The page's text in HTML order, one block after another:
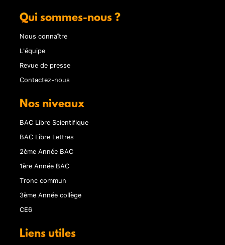
Qui sommes-nous ?
Nous connaître
L'équipe
Revue de presse
Contactez-nous
Nos niveaux
BAC Libre Scientifique
BAC Libre Lettres
2ème Année BAC
1ère Année BAC
Tronc commun
3ème Année collège
CE6
Liens utiles